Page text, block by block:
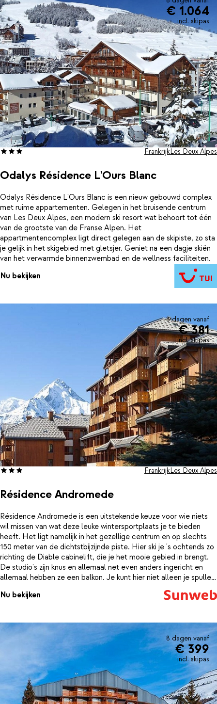
€ 1.064
incl. skipas
Odalys Résidence L'Ours Blanc
FrankrijkLes Deux Alpes
Odalys Résidence L'Ours Blanc is een nieuw gebouwd complex
met ruime appartementen. Gelegen in het bruisende centrum
van Les Deux Alpes, een modern ski resort wat behoort tot één
van de grootste van de Franse Alpen. Het
appartmentencomplex ligt direct gelegen aan de skipiste, zo sta
je gelijk in het skigebied met gletsjer. Geniet na een dagje skiën
van het verwarmde binnenzwembad en de wellness faciliteiten.
Nu bekijken
8 dagen vanaf
€ 381
incl. skipas
Résidence Andromede
FrankrijkLes Deux Alpes
Résidence Andromede is een uitstekende keuze voor wie niets
wil missen van wat deze leuke wintersportplaats je te bieden
heeft. Het ligt namelijk in het gezellige centrum en op slechts
150 meter van de dichtstbijzijnde piste. Hier ski je 's ochtends zo
richting de Diable cabinelift, die je het mooie gebied in brengt.
De studio's zijn knus en allemaal net even anders ingericht en
allemaal hebben ze een balkon. Je kunt hier niet alleen je spullen
kwijt, maar het is ook een lekker plekje waar je het na een dag
uitleven op de pistes ook nog heerlijk van de zon kunt genieten.
drankje drinken in één van de bars.
Nu bekijken
8 dagen vanaf
€ 399
incl. skipas